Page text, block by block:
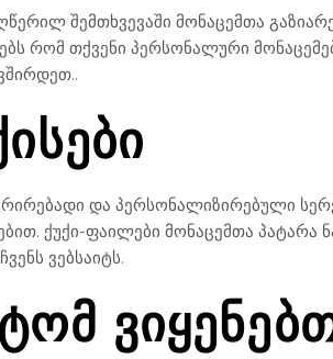
შემთხვევაში მონაცემთა
რომ თქვენი პერსონალური
და პერსონალიზირებული
ქუქი-ფაილები მონაცემთა პატარა
ვებსაიტს.